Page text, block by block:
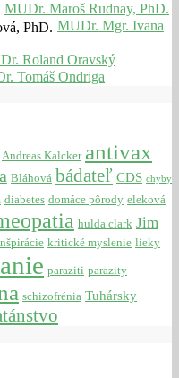
MUDr. Maroš Rudnay, PhD.
MUDr. Mgr. Ivana
Roland Oravský
Tomáš Ondriga
Andreas Kalcker antivax
Bláhová bádateľ CDS chyby
diabetes domáce pôrody eleková
hulda clark Jim
kritické myslenie lieky
paraziti parazity
schizofrénia Tuhársky